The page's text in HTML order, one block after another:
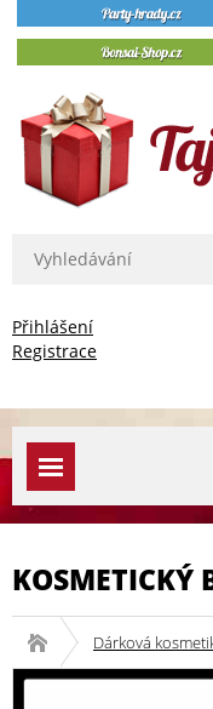
Přihlášení
Registrace
KOSMETICKÝ
Dárková